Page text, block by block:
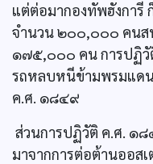
แต่ต่อมากองทัพฮังการี
จำนวน ๒๐๐,๐๐๐ คนส
๑๗๕,๐๐๐ คน การปฏิวั
รถหลบหนีข้ามพรมแด
ค.ศ. ๑๘๔๙
ส่วนการปฏิวัติ ค.ศ. ๑
มาจากการต่อต้านออส